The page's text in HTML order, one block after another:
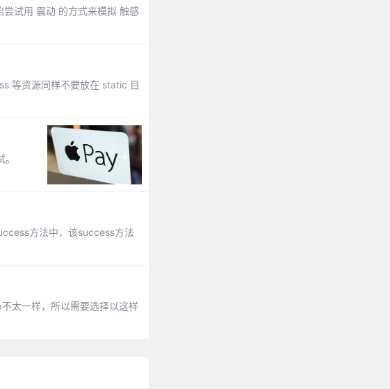
试用 震动 的方式来模拟 触感
等资源同样不要放在 static 目
方法中，该success方法
太一样，所以需要选择以这样